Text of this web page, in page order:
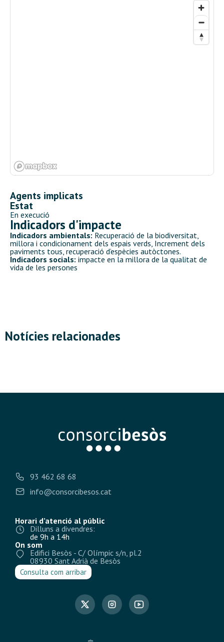
Agents implicats
Estat
En execució
Indicadors d'impacte
Indicadors ambientals:Recuperació de la biodiversitat,
millora i condicionament dels espais verds, Increment dels
paviments tous, recuperació d’espècies autòctones.
Indicadors socials: impacte en la millora de la qualitat de
vida de les persones
Notícies relacionades
93 462 68 68
info@consorcibesos.cat
Horari d’atenció al públic
Dilluns a divendres:
de 9h a 14h
On som
Edifici Besòs - C/ Olímpic s/n, pl.2
08930 Sant Adrià de Besòs
Consulta com arribar